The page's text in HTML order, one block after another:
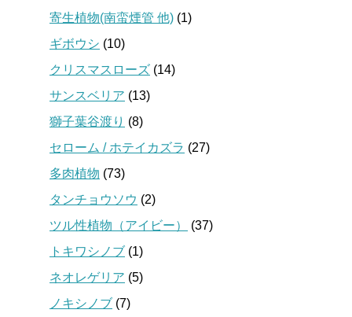
寄生植物(南蛮煙管 他) (1)
ギボウシ (10)
クリスマスローズ (14)
サンスベリア (13)
獅子葉谷渡り (8)
セローム / ホテイカズラ (27)
多肉植物 (73)
タンチョウソウ (2)
ツル性植物（アイビー）
(37)
トキワシノブ (1)
ネオレゲリア (5)
ノキシノブ (7)